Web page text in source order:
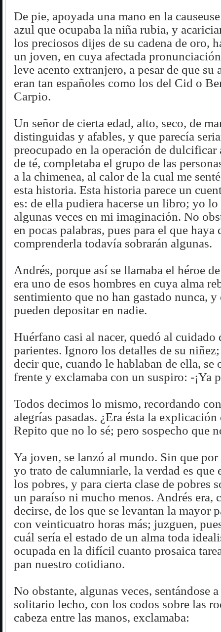
De pie, apoyada una mano en la
azul que ocupaba la niña rubia, y
los preciosos dijes de su cadena de oro,
un joven, en cuya afectada
leve acento extranjero, a pesar de que su
eran tan españoles como los del Cid o
Carpio.
Un señor de cierta edad, alto, seco, de
distinguidas y afables, y que parecía
preocupado en la operación de dulcificar
de té, completaba el grupo de las
a la chimenea, al calor de la cual me
esta historia. Esta historia parece un
es: de ella pudiera hacerse un libro; yo lo
algunas veces en mi imaginación. No
en pocas palabras, pues para el que haya
comprenderla todavía sobrarán algunas.
Andrés, porque así se llamaba el héroe
era uno de esos hombres en cuya alma
sentimiento que no han gastado nunca,
pueden depositar en nadie.
Huérfano casi al nacer, quedó al cuidado
parientes. Ignoro los detalles de su
decir que, cuando le hablaban de ella, se
frente y exclamaba con un suspiro: -¡Ya
Todos decimos lo mismo, recordando
alegrías pasadas. ¿Era ésta la explicación
Repito que no lo sé; pero sospecho que
Ya joven, se lanzó al mundo. Sin que por
yo trato de calumniarle, la verdad es que
los pobres, y para cierta clase de pobres
un paraíso ni mucho menos. Andrés era,
decirse, de los que se levantan la mayor
con veinticuatro horas más; juzguen,
cuál sería el estado de un alma toda
ocupada en la difícil cuanto prosaica
pan nuestro cotidiano.
No obstante, algunas veces, sentándose
solitario lecho, con los codos sobre las
cabeza entre las manos, exclamaba: